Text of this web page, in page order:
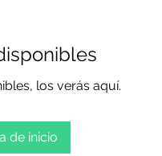
los verás aquí.
de inicio